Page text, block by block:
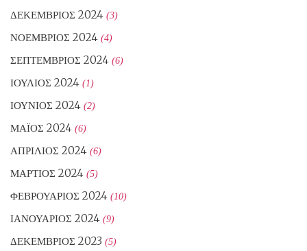
ΔΕΚΈΜΒΡΙΟΣ 2024 (3)
ΝΟΈΜΒΡΙΟΣ 2024 (4)
ΣΕΠΤΈΜΒΡΙΟΣ 2024 (6)
ΙΟΎΛΙΟΣ 2024 (1)
ΙΟΎΝΙΟΣ 2024 (2)
ΜΆΙΟΣ 2024 (6)
ΑΠΡΊΛΙΟΣ 2024 (6)
ΜΆΡΤΙΟΣ 2024 (5)
ΦΕΒΡΟΥΆΡΙΟΣ 2024 (10)
ΙΑΝΟΥΆΡΙΟΣ 2024 (9)
ΔΕΚΈΜΒΡΙΟΣ 2023 (5)